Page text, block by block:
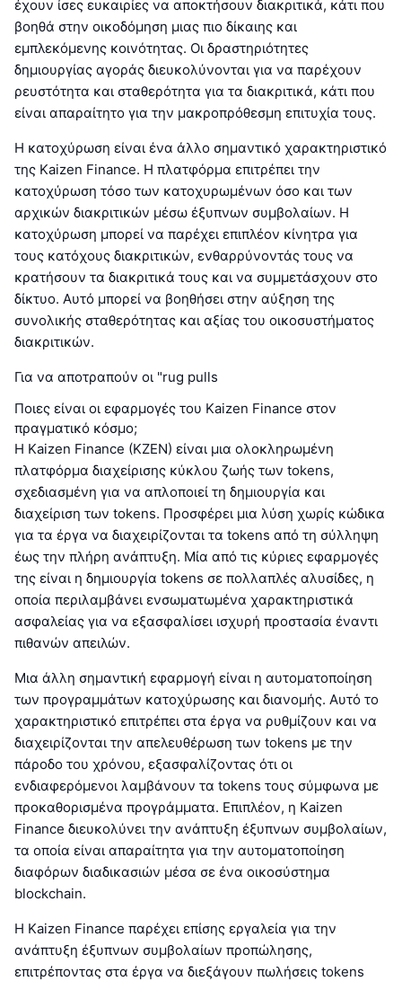
έχουν ίσες ευκαιρίες να αποκτήσουν διακριτικά, κάτι που
βοηθά στην οικοδόμηση μιας πιο δίκαιης και
εμπλεκόμενης κοινότητας. Οι δραστηριότητες
δημιουργίας αγοράς διευκολύνονται για να παρέχουν
ρευστότητα και σταθερότητα για τα διακριτικά, κάτι που
είναι απαραίτητο για την μακροπρόθεσμη επιτυχία τους.
Η κατοχύρωση είναι ένα άλλο σημαντικό χαρακτηριστικό
της Kaizen Finance. Η πλατφόρμα επιτρέπει την
κατοχύρωση τόσο των κατοχυρωμένων όσο και των
αρχικών διακριτικών μέσω έξυπνων συμβολαίων. Η
κατοχύρωση μπορεί να παρέχει επιπλέον κίνητρα για
τους κατόχους διακριτικών, ενθαρρύνοντάς τους να
κρατήσουν τα διακριτικά τους και να συμμετάσχουν στο
δίκτυο. Αυτό μπορεί να βοηθήσει στην αύξηση της
συνολικής σταθερότητας και αξίας του οικοσυστήματος
διακριτικών.
Για να αποτραπούν οι "rug pulls
Ποιες είναι οι εφαρμογές του Kaizen Finance στον
πραγματικό κόσμο;
Η Kaizen Finance (KZEN) είναι μια ολοκληρωμένη
πλατφόρμα διαχείρισης κύκλου ζωής των tokens,
σχεδιασμένη για να απλοποιεί τη δημιουργία και
διαχείριση των tokens. Προσφέρει μια λύση χωρίς κώδικα
για τα έργα να διαχειρίζονται τα tokens από τη σύλληψη
έως την πλήρη ανάπτυξη. Μία από τις κύριες εφαρμογές
της είναι η δημιουργία tokens σε πολλαπλές αλυσίδες, η
οποία περιλαμβάνει ενσωματωμένα χαρακτηριστικά
ασφαλείας για να εξασφαλίσει ισχυρή προστασία έναντι
πιθανών απειλών.
Μια άλλη σημαντική εφαρμογή είναι η αυτοματοποίηση
των προγραμμάτων κατοχύρωσης και διανομής. Αυτό το
χαρακτηριστικό επιτρέπει στα έργα να ρυθμίζουν και να
διαχειρίζονται την απελευθέρωση των tokens με την
πάροδο του χρόνου, εξασφαλίζοντας ότι οι
ενδιαφερόμενοι λαμβάνουν τα tokens τους σύμφωνα με
προκαθορισμένα προγράμματα. Επιπλέον, η Kaizen
Finance διευκολύνει την ανάπτυξη έξυπνων συμβολαίων,
τα οποία είναι απαραίτητα για την αυτοματοποίηση
διαφόρων διαδικασιών μέσα σε ένα οικοσύστημα
blockchain.
Η Kaizen Finance παρέχει επίσης εργαλεία για την
ανάπτυξη έξυπνων συμβολαίων προπώλησης,
επιτρέποντας στα έργα να διεξάγουν πωλήσεις tokens